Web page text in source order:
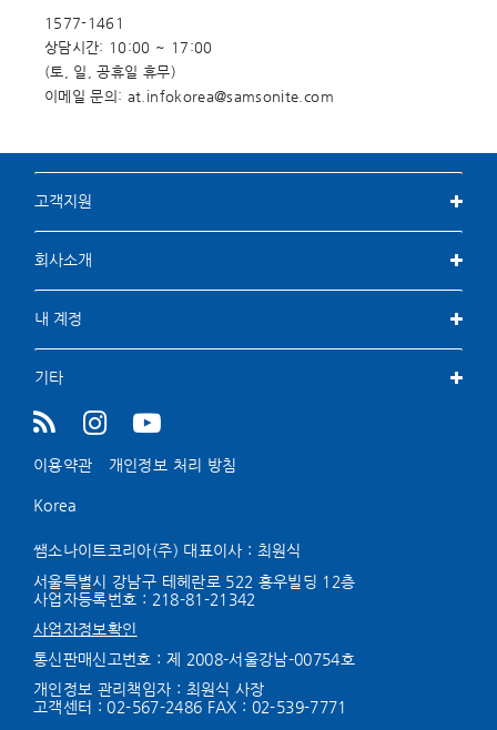
1577-1461
상담시간: 10:00 ~ 17:00
(토, 일, 공휴일 휴무)
이메일 문의: at.infokorea@samsonite.com
고객지원
회사소개
내 계정
기타
이용약관 개인정보 처리 방침
Korea
쌤소나이트코리아(주) 대표이사 : 최원식
서울특별시 강남구 테헤란로 522 홍우빌딩 12층
사업자등록번호 : 218-81-21342
사업자정보확인
통신판매신고번호 : 제 2008-서울강남-00754호
개인정보 관리책임자 : 최원식 사장
고객센터 :02-567-2486 FAX : 02-539-7771